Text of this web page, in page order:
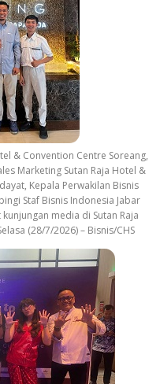
& Convention Centre Soreang,
Marketing Sutan Raja Hotel &
Kepala Perwakilan Bisnis
Staf Bisnis Indonesia Jabar
media di Sutan Raja
(28/7/2026) – Bisnis/CHS